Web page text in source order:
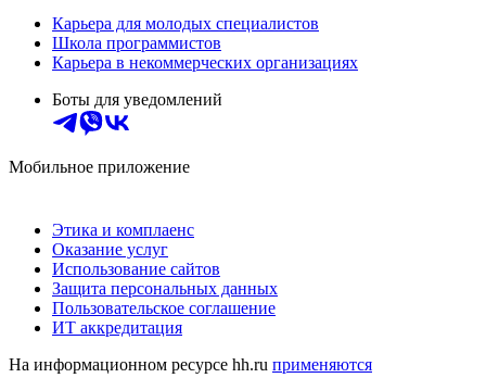
Карьера для молодых специалистов
Школа программистов
Карьера в некоммерческих организациях
Боты для уведомлений
Мобильное приложение
Этика и комплаенс
Оказание услуг
Использование сайтов
Защита персональных данных
Пользовательское соглашение
ИТ аккредитация
На информационном ресурсе hh.ru применяются